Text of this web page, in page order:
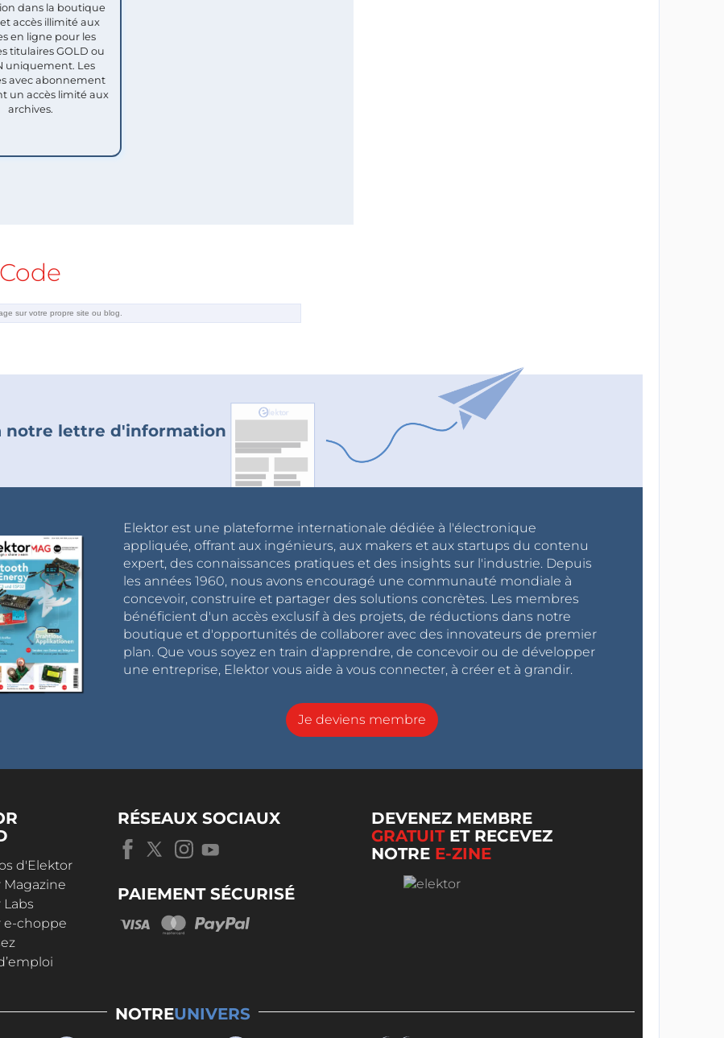
dans la boutique
accès illimité aux
en ligne pour les
titulaires GOLD ou
uniquement. Les
avec abonnement
un accès limité aux
archives.
Code
notre lettre d'information
Elektor est une plateforme internationale dédiée à l'électronique
appliquée, offrant aux ingénieurs, aux makers et aux startups du contenu
expert, des connaissances pratiques et des insights sur l'industrie. Depuis
les années 1960, nous avons encouragé une communauté mondiale à
concevoir, construire et partager des solutions concrètes. Les membres
bénéficient d'un accès exclusif à des projets, de réductions dans notre
boutique et d'opportunités de collaborer avec des innovateurs de premier
plan. Que vous soyez en train d'apprendre, de concevoir ou de développer
une entreprise, Elektor vous aide à vous connecter, à créer et à grandir.
Je deviens membre
d'Elektor
Magazine
Labs
e-choppe
RÉSEAUX SOCIAUX
PAIEMENT SÉCURISÉ
DEVENEZ MEMBRE
GRATUITET RECEVEZ
NOTRE E-ZINE
NOTREUNIVERS